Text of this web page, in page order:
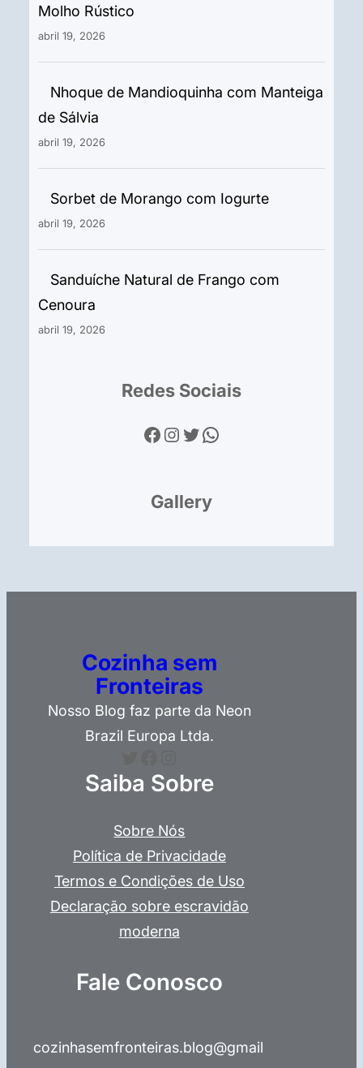
Molho Rústico
abril 19, 2026
Nhoque de Mandioquinha com Manteiga
de Sálvia
abril 19, 2026
Sorbet de Morango com Iogurte
abril 19, 2026
Sanduíche Natural de Frango com
Cenoura
abril 19, 2026
Redes Sociais
Facebook Instagram Twitter WhatsApp
Gallery
Cozinha sem
Fronteiras
Nosso Blog faz parte da Neon
Brazil Europa Ltda.
Saiba Sobre
Sobre Nós
Política de Privacidade
Termos e Condições de Uso
Declaração sobre escravidão
moderna
Fale Conosco
cozinhasemfronteiras.blog@gmail